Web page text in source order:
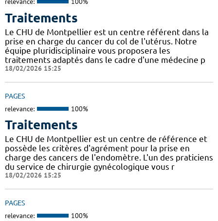
Traitements
Le CHU de Montpellier est un centre référent dans la
prise en charge du cancer du col de l'utérus. Notre
équipe pluridisciplinaire vous proposera les
traitements adaptés dans le cadre d'une médecine p
18/02/2026 15:25
PAGES
relevance: 100%
Traitements
Le CHU de Montpellier est un centre de référence et
possède les critères d'agrément pour la prise en
charge des cancers de l'endomètre. L'un des praticiens
du service de chirurgie gynécologique vous r
18/02/2026 15:25
PAGES
relevance: 100%